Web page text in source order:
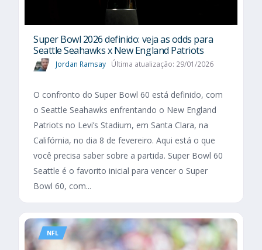
Super Bowl 2026 definido: veja as odds para
Seattle Seahawks x New England Patriots
Jordan Ramsay Última atualização: 29/01/2026
O confronto do Super Bowl 60 está definido, com
o Seattle Seahawks enfrentando o New England
Patriots no Levi’s Stadium, em Santa Clara, na
Califórnia, no dia 8 de fevereiro. Aqui está o que
você precisa saber sobre a partida. Super Bowl 60
Seattle é o favorito inicial para vencer o Super
Bowl 60, com...
NFL